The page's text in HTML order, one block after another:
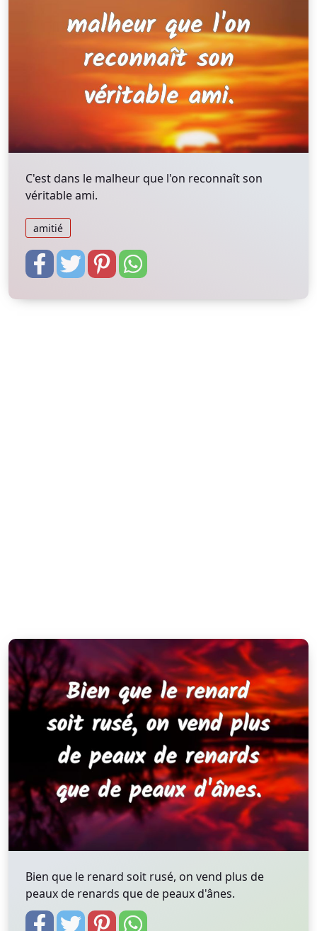
C'est dans le malheur que l'on reconnaît son
véritable ami.
amitié
Bien que le renard soit rusé, on vend plus de
peaux de renards que de peaux d'ânes.